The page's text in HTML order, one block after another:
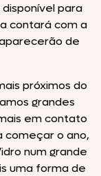
para
contará com a
de
próximos do
grandes
em contato
começar o ano,
num grande
uma forma de